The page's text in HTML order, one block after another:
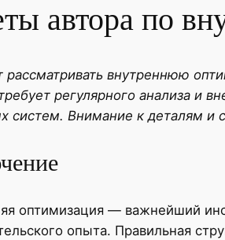
автора по
рассматривать внутреннюю
регулярного анализа и
систем. Внимание к деталям и
оптимизация — важнейший
опыта. Правильная